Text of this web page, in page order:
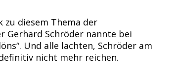
diesem Thema der
Gerhard Schröder nannte bei
Und alle lachten, Schröder am
nicht mehr reichen.